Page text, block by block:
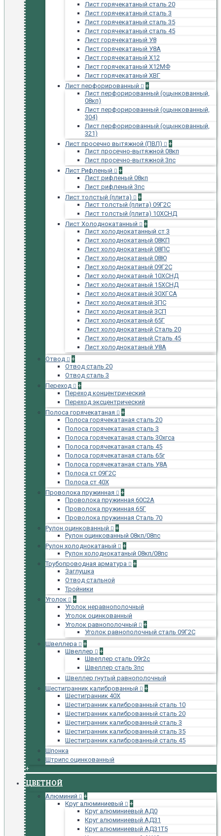
Лист горячекатаный сталь 20
Лист горячекатаный сталь 3
Лист горячекатаный сталь 35
Лист горячекатаный сталь 45
Лист горячекатаный У8
Лист горячекатаный У8А
Лист горячекатаный Х12
Лист горячекатаный Х12МФ
Лист горячекатаный ХВГ
Лист перфорированный
+
Лист перфорированный (оцынкованный,
08кп)
Лист перфорированный (оцынкованный,
304)
Лист перфорированный (оцынкованный,
321)
Лист просечно вытяжной (ПВЛ)
+
Лист просечно-вытяжной 08кп
Лист просечно-вытяжной 3пс
Лист Рифленый
+
Лист рифленый 08кп
Лист рифленый 3пс
Лист толстый (плита)
+
Лист толстый (плита) 09Г2С
Лист толстый (плита) 10ХСНД
Лист Холоднокатанный
+
Лист холоднокатанный ст 3
Лист холоднокатаный 08КП
Лист холоднокатаный 08ПС
Лист холоднокатаный 08Ю
Лист холоднокатаный 09Г2С
Лист холоднокатаный 10ХСНД
Лист холоднокатаный 15ХСНД
Лист холоднокатаный 30ХГСА
Лист холоднокатаный 3ПС
Лист холоднокатаный 3СП
Лист холоднокатаный 65Г
Лист холоднокатаный Сталь 20
Лист холоднокатаный Сталь 45
Лист холоднокатаный У8А
Отвод
+
Отвод сталь 20
Отвод сталь 3
Переход
+
Переход концентрический
Переход эксцентрический
Полоса горячекатаная
+
Полоса горячекатаная сталь 20
Полоса горячекатаная сталь 3
Полоса горячекатаная сталь 30хгса
Полоса горячекатаная сталь 45
Полоса горячекатаная сталь 65г
Полоса горячекатаная сталь У8А
Полоса ст 09Г2С
Полоса ст 40Х
Проволока пружинная
+
Проволока пружинная 60С2А
Проволока пружинная 65Г
Проволока пружинная Сталь 70
Рулон оцинкованный
+
Рулон оцинкованный 08кп/08пс
Рулон холоднокатаный
+
Рулон холоднокатаный 08кп/08пс
Трубопроводная арматура
+
Заглушка
Отвод стальной
Тройники
Уголок
+
Уголок неравнополочный
Уголок оцинкованный
Уголок равнополочный
+
Уголок равнополочный сталь 09Г2С
Швеллера
+
Швеллер
+
Швеллер сталь 09г2с
Швеллер сталь 3пс
Швеллер гнутый равнополочный
Шестигранник калиброванный
+
Шестигранник 40Х
Шестигранник калиброванный сталь 10
Шестигранник калиброванный сталь 20
Шестигранник калиброванный сталь 3
Шестигранник калиброванный сталь 35
Шестигранник калиброванный сталь 45
Шпонка
Штрипс оцинкованный
+
ЦВЕТНОЙ
Алюминий
+
Круг алюминиевый
+
Круг алюминиевый АД0
Круг алюминиевый АД31
Круг алюминиевый АД31Т5